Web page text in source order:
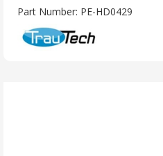
Part Number: PE-HD0429